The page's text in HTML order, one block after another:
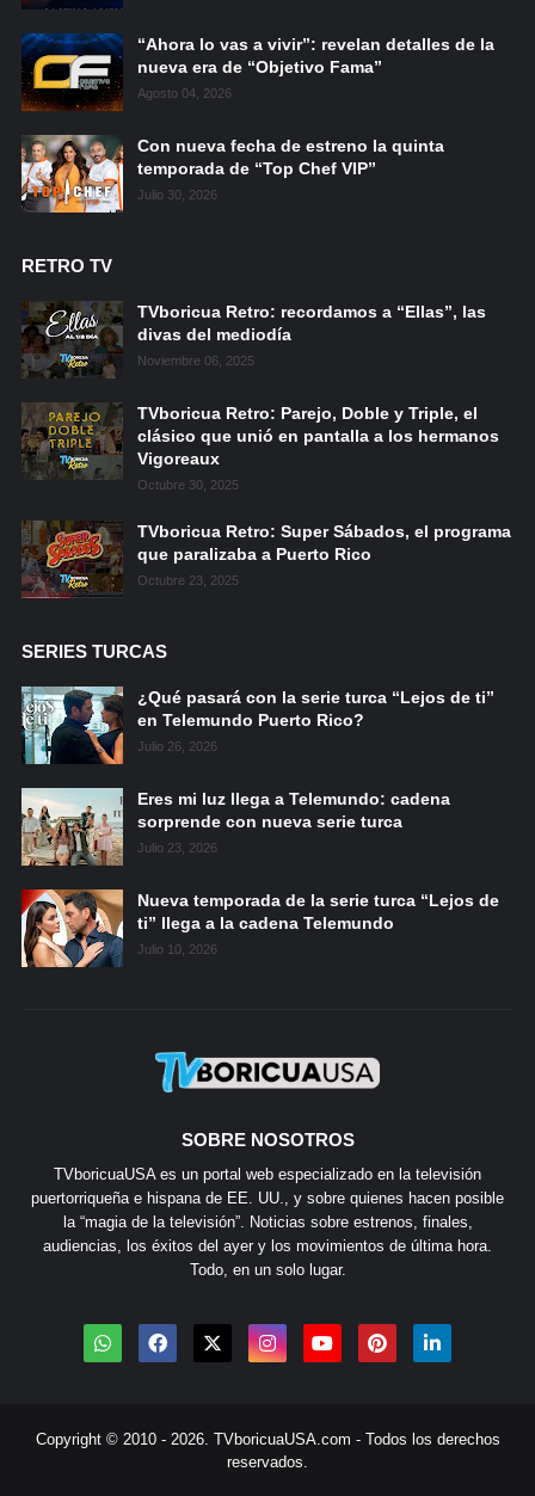
“Ahora lo vas a vivir”: revelan detalles de la
nueva era de “Objetivo Fama”
Agosto 04, 2026
Con nueva fecha de estreno la quinta
temporada de “Top Chef VIP”
Julio 30, 2026
RETRO TV
TVboricua Retro: recordamos a “Ellas”, las
divas del mediodía
Noviembre 06, 2025
TVboricua Retro: Parejo, Doble y Triple, el
clásico que unió en pantalla a los hermanos
Vigoreaux
Octubre 30, 2025
TVboricua Retro: Super Sábados, el programa
que paralizaba a Puerto Rico
Octubre 23, 2025
SERIES TURCAS
¿Qué pasará con la serie turca “Lejos de ti”
en Telemundo Puerto Rico?
Julio 26, 2026
Eres mi luz llega a Telemundo: cadena
sorprende con nueva serie turca
Julio 23, 2026
Nueva temporada de la serie turca “Lejos de
ti” llega a la cadena Telemundo
Julio 10, 2026
SOBRE NOSOTROS
TVboricuaUSA es un portal web especializado en la televisión
puertorriqueña e hispana de EE. UU., y sobre quienes hacen posible
la “magia de la televisión”. Noticias sobre estrenos, finales,
audiencias, los éxitos del ayer y los movimientos de última hora.
Todo, en un solo lugar.
Copyright © 2010 - 2026. TVboricuaUSA.com - Todos los derechos
reservados.